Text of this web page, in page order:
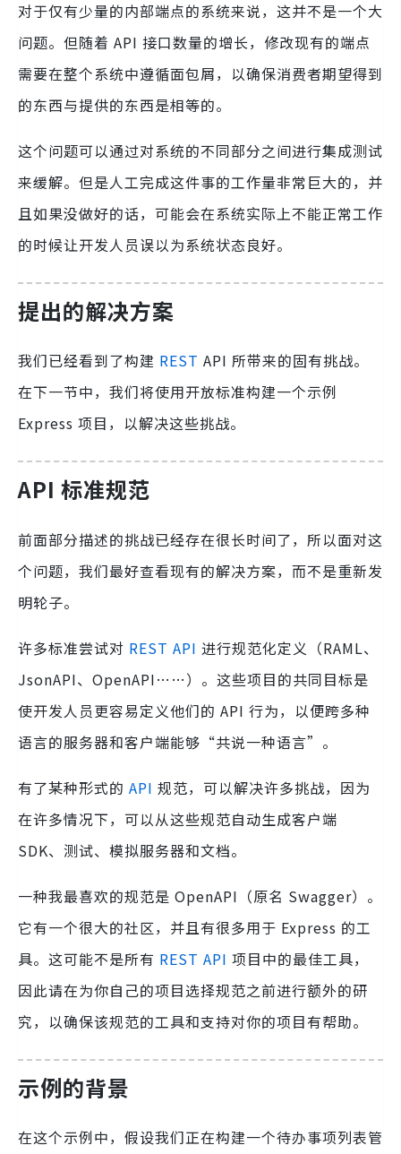
对于仅有少量的内部端点的系统来说，这并不是一个大
问题。但随着 API 接口数量的增长，修改现有的端点
需要在整个系统中遵循面包屑，以确保消费者期望得到
的东西与提供的东西是相等的。
这个问题可以通过对系统的不同部分之间进行集成测试
来缓解。但是人工完成这件事的工作量非常巨大的，并
且如果没做好的话，可能会在系统实际上不能正常工作
的时候让开发人员误以为系统状态良好。
提出的解决方案
我们已经看到了构建 REST API 所带来的固有挑战。
在下一节中，我们将使用开放标准构建一个示例
Express 项目，以解决这些挑战。
API 标准规范
前面部分描述的挑战已经存在很长时间了，所以面对这
个问题，我们最好查看现有的解决方案，而不是重新发
明轮子。
许多标准尝试对 REST API 进行规范化定义（RAML、
JsonAPI、OpenAPI……）。这些项目的共同目标是
使开发人员更容易定义他们的 API 行为，以便跨多种
语言的服务器和客户端能够“共说一种语言”。
有了某种形式的 API 规范，可以解决许多挑战，因为
在许多情况下，可以从这些规范自动生成客户端
SDK、测试、模拟服务器和文档。
一种我最喜欢的规范是 OpenAPI（原名 Swagger）。
它有一个很大的社区，并且有很多用于 Express 的工
具。这可能不是所有 REST API 项目中的最佳工具，
因此请在为你自己的项目选择规范之前进行额外的研
究，以确保该规范的工具和支持对你的项目有帮助。
示例的背景
在这个示例中，假设我们正在构建一个待办事项列表管